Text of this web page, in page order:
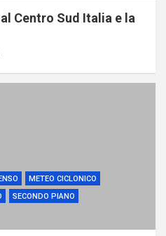
Centro Sud Italia e la
METEO CICLONICO
SECONDO PIANO